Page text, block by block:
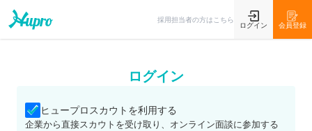
採用担当者の方はこちら
ログイン 会員登録
ログイン
ヒュープロスカウトを利用する
企業から直接スカウトを受け取り、オンライン面談に参加する